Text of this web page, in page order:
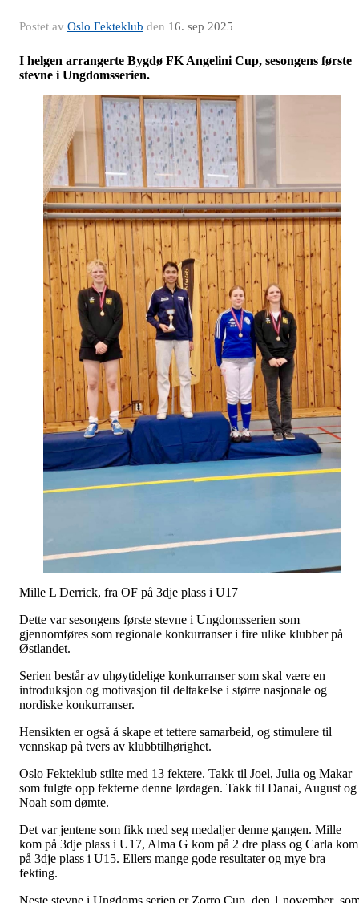
Postet av Oslo Fekteklub den 16. sep 2025
I helgen arrangerte Bygdø FK Angelini Cup, sesongens første
stevne i Ungdomsserien.
Mille L Derrick, fra OF på 3dje plass i U17
Dette var sesongens første stevne i Ungdomsserien som
gjennomføres som regionale konkurranser i fire ulike klubber på
Østlandet.
Serien består av uhøytidelige konkurranser som skal være en
introduksjon og motivasjon til deltakelse i større nasjonale og
nordiske konkurranser.
Hensikten er også å skape et tettere samarbeid, og stimulere til
vennskap på tvers av klubbtilhørighet.
Oslo Fekteklub stilte med 13 fektere. Takk til Joel, Julia og Makar
som fulgte opp fekterne denne lørdagen. Takk til Danai, August og
Noah som dømte.
Det var jentene som fikk med seg medaljer denne gangen. Mille
kom på 3dje plass i U17, Alma G kom på 2 dre plass og Carla kom
på 3dje plass i U15. Ellers mange gode resultater og mye bra
fekting.
Neste stevne i Ungdoms serien er Zorro Cup, den 1 november